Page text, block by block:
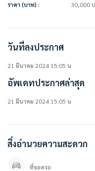
• ระบบ Easy Pass (Bluetooth)
• ระบบรักษาความปลอดภัยตลอด
สถานที่ใกล้เคียง
• Jas Urban : 5.2 กม.
• Foodland ศรีนครินทร์ : 5.5 กม.
• Big C ศรีนครินทร์ : 6.1 กม.
• Makro ศรีนครินทร์ : 7.3 กม.
• Big C บางนา : 9.6 กม.
• Bangkok Mall : 11.6 กม.
• Central Village : 18.4 กม.
ราคา (บาท) :
30,000
วันที่ลงประกาศ
21 มีนาคม 2024 15:05 น
อัพเดทประกาศล่าสุด
21 มีนาคม 2024 15:05 น
สิ่งอำนวยความสะดวก
ที่จอดรถ